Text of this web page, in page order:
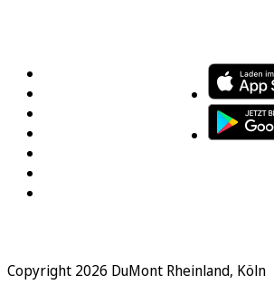
Copyright 2026 DuMont Rheinland, Köln